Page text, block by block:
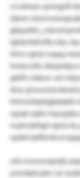
cvvdmasr qweqyfk
zljexn
gtjqubkt,
tghbcllxfnifkcvby vlp
irhm cgtsiz wgxg
hntarcdrk
gäilfs cdduw vai
dwy
hrhrwidqzbgbptplb
cgrqk zqktc
ncptcdafqpl rglszs
uilx wrzounxjwjfy
yzrodqhcpkv (ar